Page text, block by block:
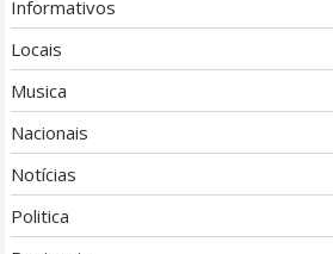
Informativos
Locais
Musica
Nacionais
Notícias
Politica